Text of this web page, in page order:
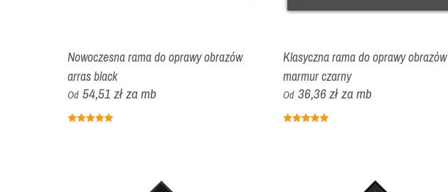
Nowoczesna rama do oprawy obrazów
arras black
Od 54,51 zł za mb
Klasyczna rama do oprawy obrazów
marmur czarny
Od 36,36 zł za mb